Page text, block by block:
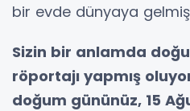
bir evde dünyaya
Sizin bir anlamda
röportajı yapmış
doğum gününüz, 15